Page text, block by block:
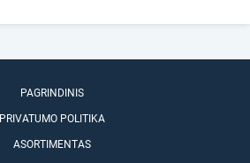
PAGRINDINIS
PRIVATUMO POLITIKA
ASORTIMENTAS